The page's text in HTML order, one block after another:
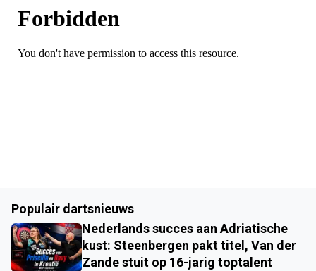
Populair dartsnieuws
Nederlands succes aan Adriatische
kust: Steenbergen pakt titel, Van der
Zande stuit op 16-jarig toptalent